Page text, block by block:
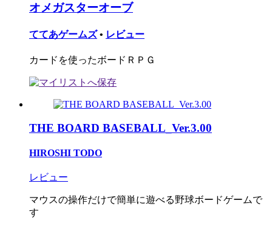
オメガスターオーブ
ててあゲームズ • レビュー
カードを使ったボードＲＰＧ
THE BOARD BASEBALL_Ver.3.00
HIROSHI TODO
レビュー
マウスの操作だけで簡単に遊べる野球ボードゲームで
す